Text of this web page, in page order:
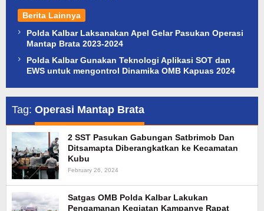
Berita Lainnya
Polda Kalbar Laksanakan Apel Gelar Pasukan Operasi
Mantap Brata 2023-2024
Polda Kalbar Gunakan Teknologi Aplikasi SOT dan
EWS untuk mengontrol Dinamika OMB Kapuas 2024
Tag: Operasi Mantap Brata
2 SST Pasukan Gabungan Satbrimob Dan
Ditsamapta Diberangkatkan ke Kecamatan
Kubu
February 26, 2024
Satgas OMB Polda Kalbar Lakukan
Pengamanan Kegiatan Kampanye Rapat